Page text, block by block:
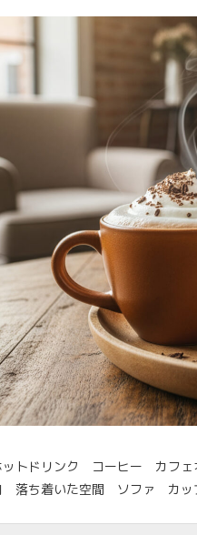
トドリンク コーヒー カフ
落ち着いた空間 ソファ カ